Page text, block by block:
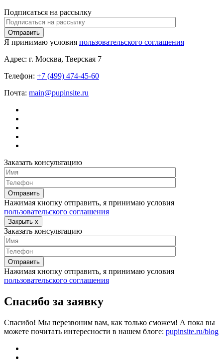
Подписаться на рассылку
Я принимаю условия пользовательского соглашения
Адрес: г. Москва, Тверская 7
Телефон: +7 (499) 474-45-60
Почта: main@pupinsite.ru
Заказать консультацию
Нажимая кнопку отправить, я принимаю условия
пользовательского соглашения
Закрыть x
Заказать консультацию
Нажимая кнопку отправить, я принимаю условия
пользовательского соглашения
Спасибо за заявку
Спасибо! Мы перезвоним вам, как только сможем! А пока вы
можете почитать интересности в нашем блоге: pupinsite.ru/blog